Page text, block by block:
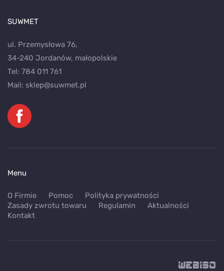
SUWMET
ul. Przemysłowa 76,
34-240 Jordanów, małopolskie
Tel: 784 011 761
Mail: sklep@suwmet.pl
Menu
O Firmie Pomoc
Polityka prywatności
Zasady zwrotu towaru
Regulamin
Aktualności
Kontakt
WEBISO